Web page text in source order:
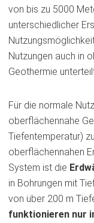
von bis zu 5000
unterschiedlicher
Nutzungen auch in
Geothermie
Für die normale
oberflächennahe
Tiefentemperatur)
oberflächennahen
System ist die
in Bohrungen mit
von über 200 m
funktionieren nur